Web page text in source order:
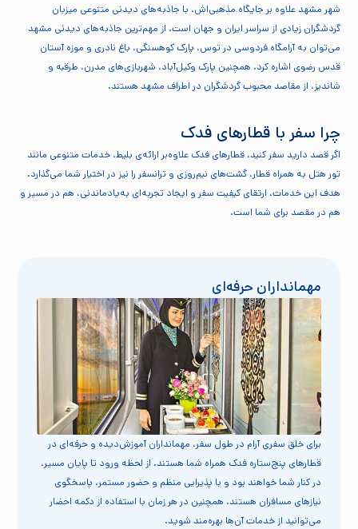
شهر مشهد علاوه بر جایگاه مذهبی‌اش، با جاذبه‌های دیدنی متنوعی میزبان
گردشگران زیادی از سراسر ایران و جهان است. از مهم‌ترین جاذبه‌های دیدنی مشهد
می‌توان به آرامگاه فردوسی در توس، پارک کوهسنگی، باغ نادری و موزه آستان
قدس رضوی اشاره کرد. همچنین پارک وکیل‌آباد، شهربازی‌های مدرن، طرقبه و
شاندیز، از مقاصد محبوب گردشگران در اطراف مشهد هستند.
چرا سفر با قطارهای فدک
اگر قصد دارید سفر کنید، قطارهای فدک علاوه‌بر ارائه‌ی بلیط، خدمات متنوعی مانند
تور هتل به همراه قطار، گشت‌های نیم‌روزی و ترانسفر را نیز در اختیار شما می‌گذارد.
هدف این خدمات، ارتقای کیفیت سفر و ایجاد تجربه‌ای به‌یادماندنی، هم در مسیر و
هم در مقصد برای شما است.
مهمانداران حرفه‌ای
برای خلق سفری آرام در طول سفر، مهمانداران آموزش‌دیده و حرفه‌ای در
قطارهای پنج‌ستاره فدک همراه شما هستند. از لحظه ورود تا پایان مسیر،
در کنار شما خواهند بود و با پذیرایی منظم و حضور مستمر، پاسخگوی
نیازهای مسافران هستند. همچنین در هر زمان با استفاده از دکمه احضار
می‌توانید از خدمات آن‌ها بهره‌مند شوید.